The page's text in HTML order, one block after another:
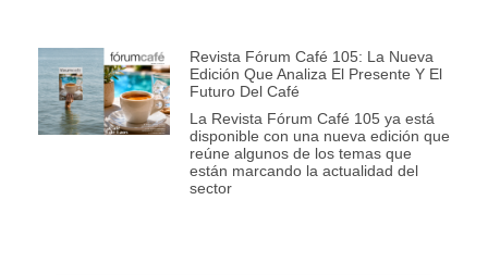
Revista Fórum Café 105: La Nueva
Edición Que Analiza El Presente Y El
Futuro Del Café
La Revista Fórum Café 105 ya está
disponible con una nueva edición que
reúne algunos de los temas que
están marcando la actualidad del
sector